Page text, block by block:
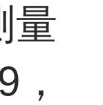
量